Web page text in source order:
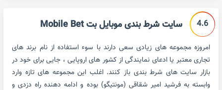
4.6 سایت شرط بندی موبایل بت Mobile Bet
امروزه مجموعه های زیادی سعی دارند با سوء استفاده از نام برند های
تجاری معتبر یا ادعای نمایندگی از کشور های اروپایی ، جایی برای خود در
بازار سایت های شرط بندی باز کنند. اغلب این مجموعه های تازه وارد
وابسته به فرشید امیر شقاقی (مونتیگو) بوده و ادامه دهنده راه دزدی و